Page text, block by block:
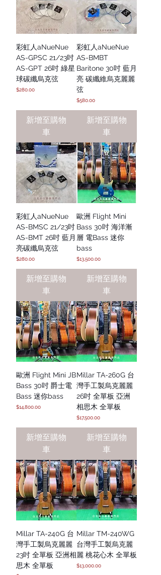
彩虹人aNueNue
AS-GPSC 21/23吋
AS-GPT 26吋 綠星
球碳纖烏克弦
價格
$280.00
新增至購物
車
彩虹人aNueNue
AS-BMBT
Baritone 30吋 藍月
亮 碳纖維烏克麗麗
弦
價格
$580.00
新增至購物
車
彩虹人aNueNue
AS-BMSC 21/23吋
AS-BMT 26吋 藍月
亮碳纖烏克弦
價格
$280.00
新增至購物
車
歐洲 Flight Mini
Bass 30吋 海洋漸
層 電Bass 迷你
bass
價格
$13,500.00
新增至購物
車
歐洲 Flight Mini JB
Bass 30吋 爵士電
Bass 迷你bass
價格
$14,800.00
新增至購物
車
Millar TA-260G 台
灣手工製烏克麗麗
26吋 全單板 亞洲
相思木 全單板
價格
$17,500.00
新增至購物
車
Millar TA-240G 台
灣手工製烏克麗麗
23吋 全單板 亞洲相
思木 全單板
Millar TM-240WG
台灣手工製烏克麗
麗 桃花心木 全單板
價格
$13,000.00